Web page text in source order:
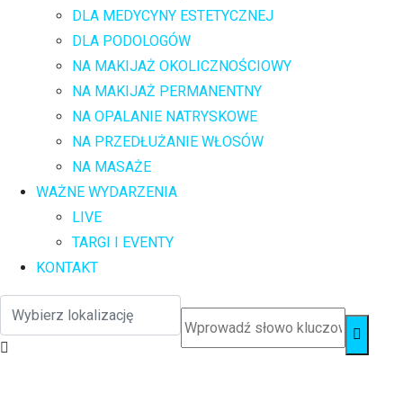
DLA MEDYCYNY ESTETYCZNEJ
DLA PODOLOGÓW
NA MAKIJAŻ OKOLICZNOŚCIOWY
NA MAKIJAŻ PERMANENTNY
NA OPALANIE NATRYSKOWE
NA PRZEDŁUŻANIE WŁOSÓW
NA MASAŻE
WAŻNE WYDARZENIA
LIVE
TARGI I EVENTY
KONTAKT